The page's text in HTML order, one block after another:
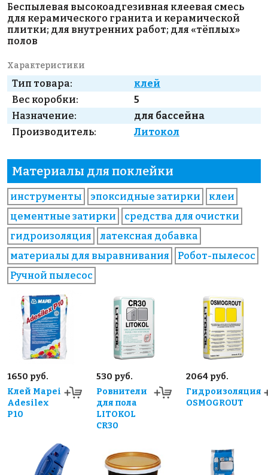
Беспылевая высокоадгезивная клеевая смесь
для керамического гранита и керамической
плитки; для внутренних работ; для «тёплых»
полов
Характеристики
Тип товара:
клей
Вес коробки:
5
Назначение:
для бассейна
Производитель:
Литокол
Материалы для поклейки
инструменты эпоксидные затирки
клеи
цементные затирки
средства для очистки
гидроизоляция
латексная добавка
материалы для выравнивания
Робот-пылесос
Ручной пылесос
1650 руб.
Клей Mapei
Adesilex
P10
530 руб.
Ровнители
для пола
LITOKOL
CR30
2064 руб.
Гидроизоляция
OSMOGROUT